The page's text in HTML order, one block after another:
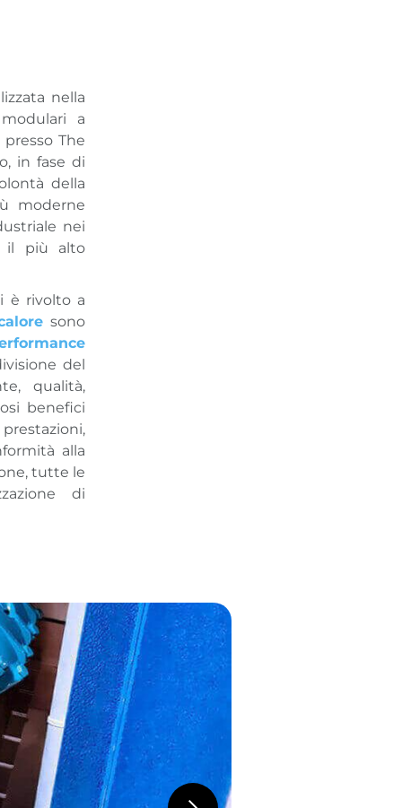
nella
a
The
in fase di
della
moderne
nei
il più alto
è rivolto a
sono
del
qualità,
benefici
alla
tutte le
di